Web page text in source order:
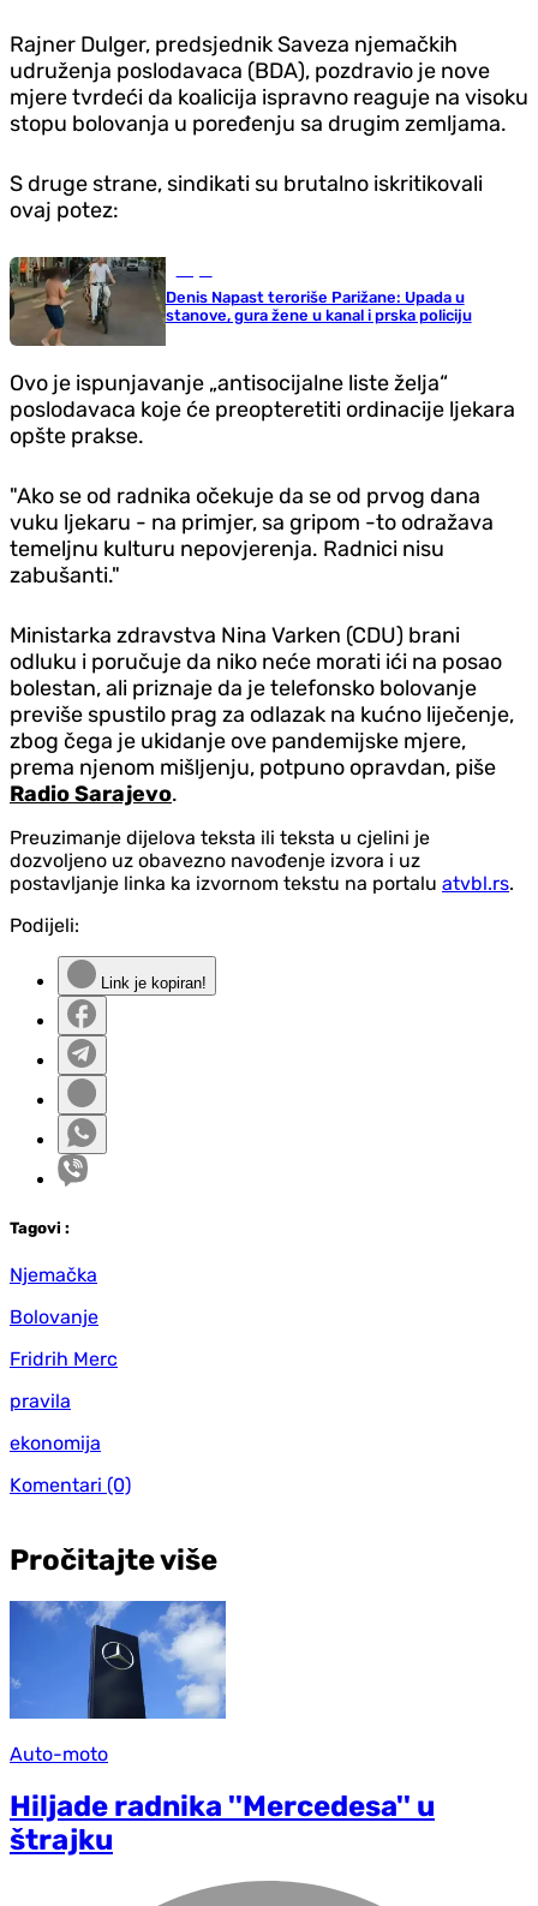
Rajner Dulger, predsjednik Saveza njemačkih
udruženja poslodavaca (BDA), pozdravio je nove
mjere tvrdeći da koalicija ispravno reaguje na visoku
stopu bolovanja u poređenju sa drugim zemljama.
S druge strane, sindikati su brutalno iskritikovali
ovaj potez:
Denis Napast teroriše Parižane: Upada u
stanove, gura žene u kanal i prska policiju
Ovo je ispunjavanje „antisocijalne liste želja“
poslodavaca koje će preopteretiti ordinacije ljekara
opšte prakse.
"Ako se od radnika očekuje da se od prvog dana
vuku ljekaru - na primjer, sa gripom -to odražava
temeljnu kulturu nepovjerenja. Radnici nisu
zabušanti."
Ministarka zdravstva Nina Varken (CDU) brani
odluku i poručuje da niko neće morati ići na posao
bolestan, ali priznaje da je telefonsko bolovanje
previše spustilo prag za odlazak na kućno liječenje,
zbog čega je ukidanje ove pandemijske mjere,
prema njenom mišljenju, potpuno opravdan, piše
Radio Sarajevo.
Preuzimanje dijelova teksta ili teksta u cjelini je
dozvoljeno uz obavezno navođenje izvora i uz
postavljanje linka ka izvornom tekstu na portalu atvbl.rs.
Podijeli:
Link je kopiran!
Tagovi :
Njemačka
Bolovanje
Fridrih Merc
pravila
ekonomija
Komentari (0)
Pročitajte više
Auto-moto
Hiljade radnika ''Mercedesa'' u
štrajku